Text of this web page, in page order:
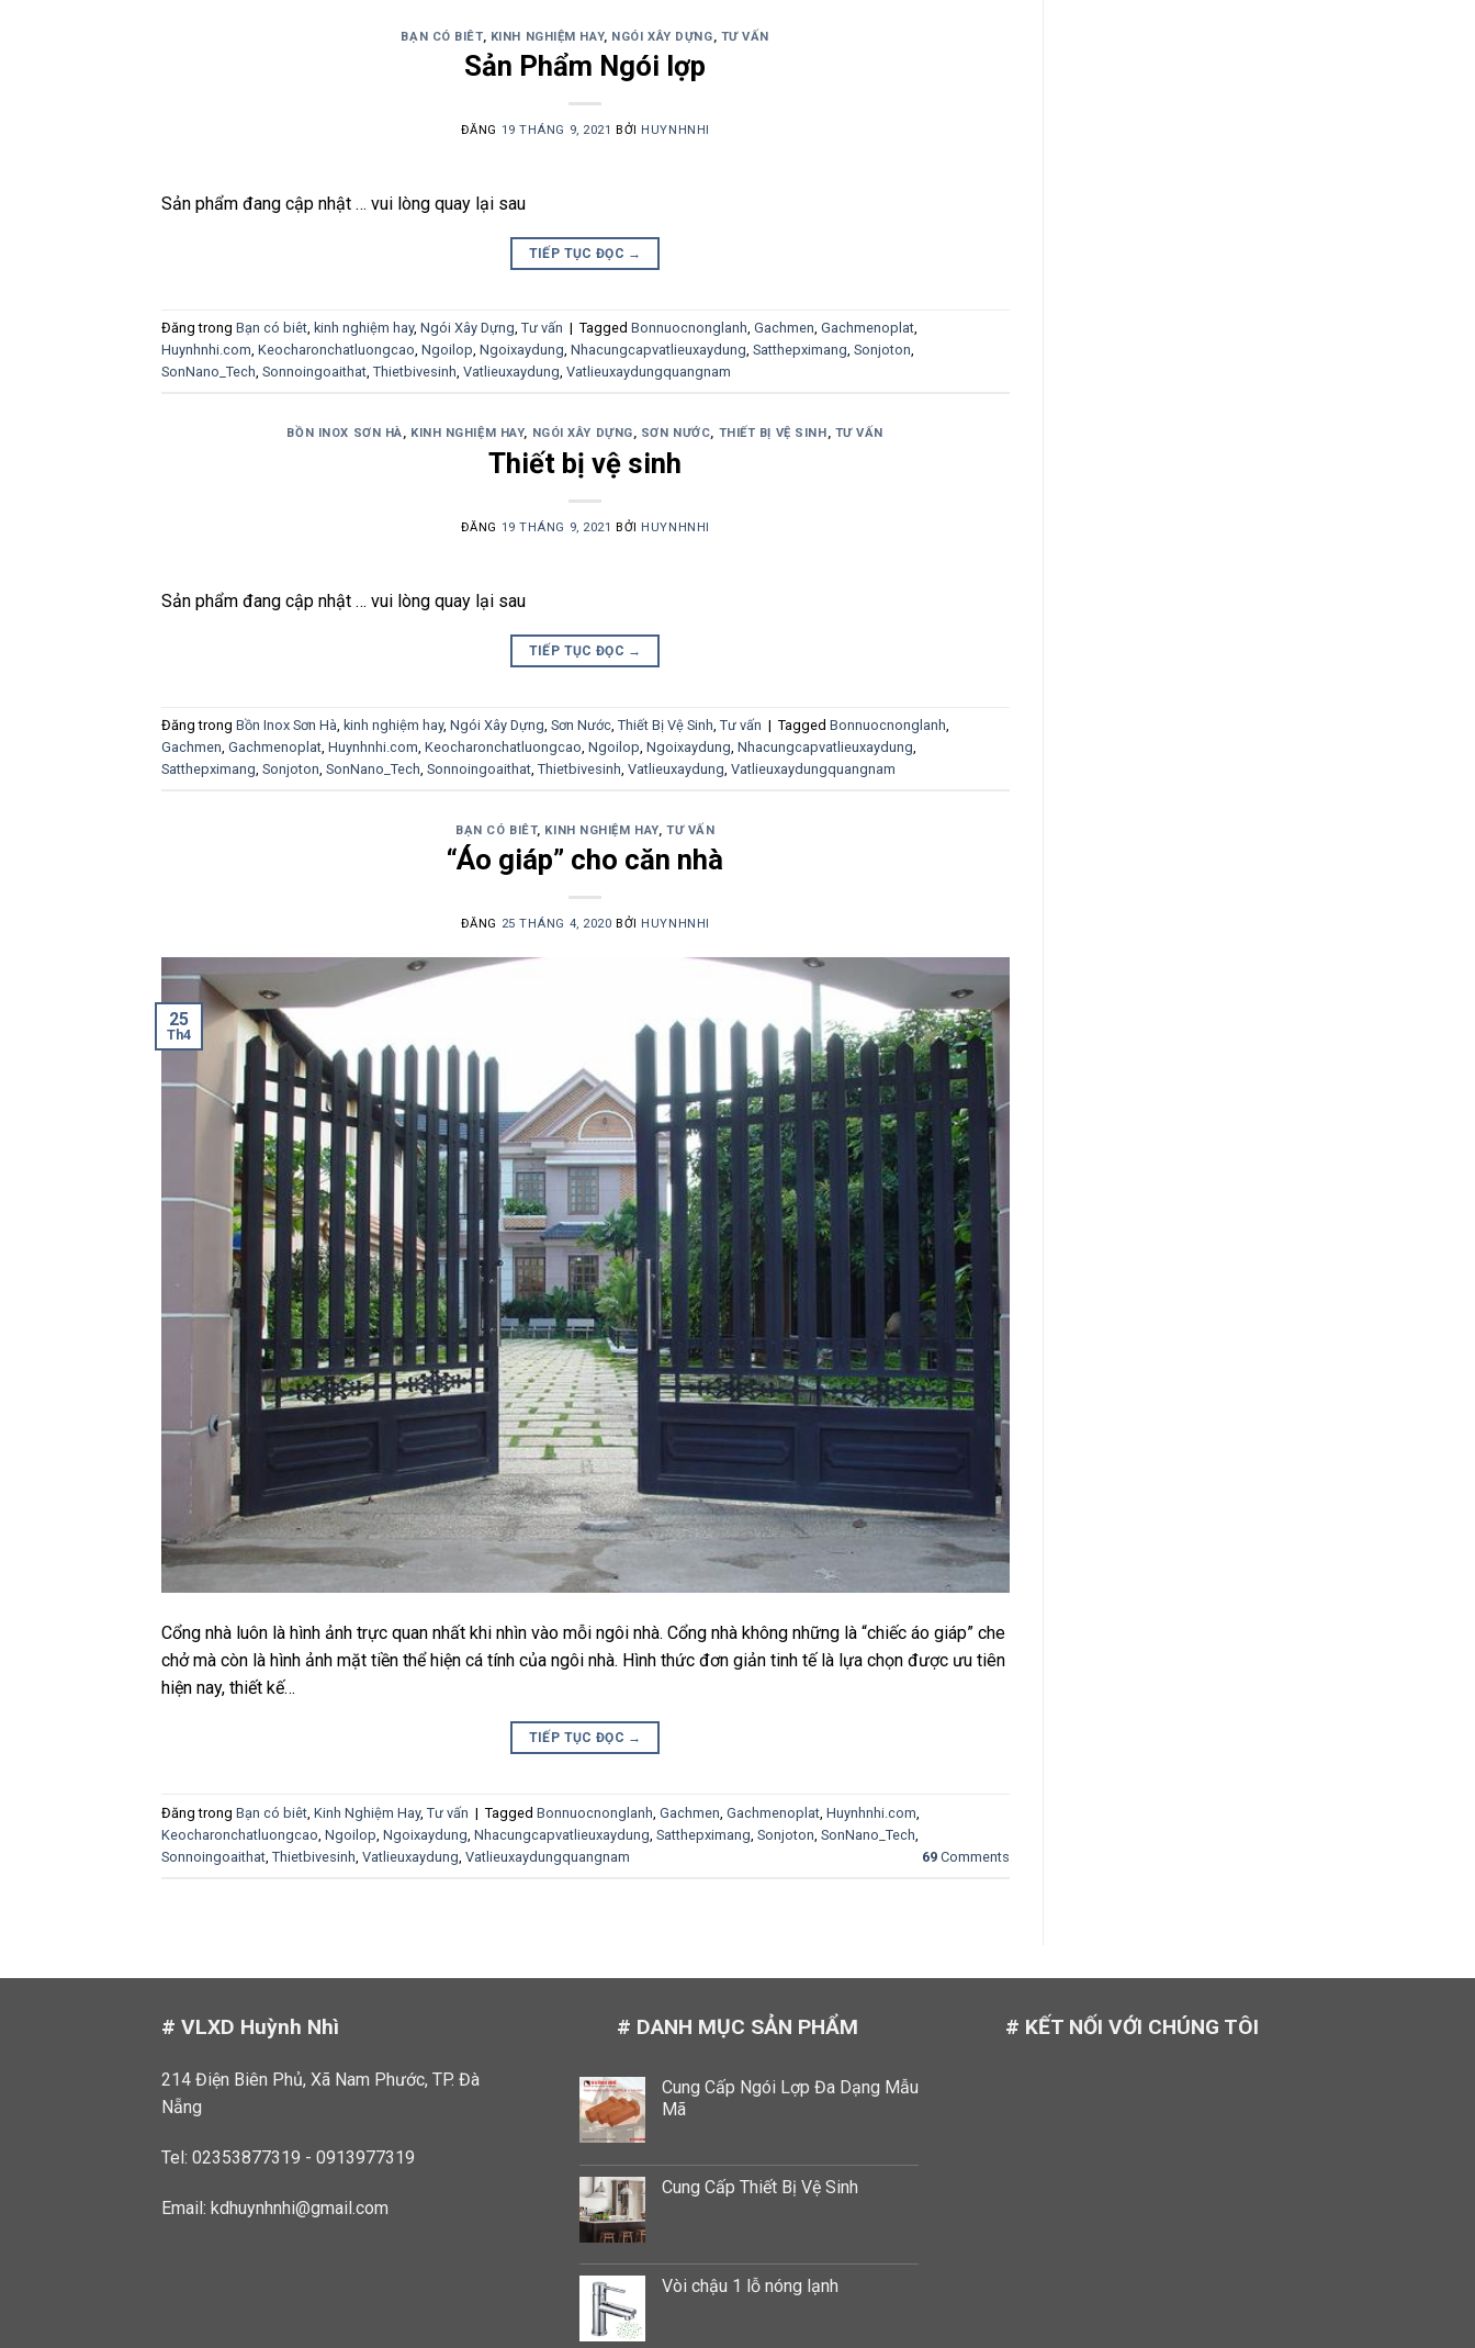
BẠN CÓ BIÊT, KINH NGHIỆM HAY, NGÓI XÂY DỰNG TƯ VẤN
Sản Phẩm Ngói lợp
ĐĂNG 19 THÁNG 9, 2021 BỞI HUYNHNHI
Sản phẩm đang cập nhật … vui lòng quay lại sau
TIẾP TỤC ĐỌC →
Đăng trong Bạn có biêt, kinh nghiệm hay, Ngói Xây Dựng, Tư vấn | Tagged Bonnuocnonglanh, Gachmen, Gachmenoplat,
Huynhnhi.com, Keocharonchatluongcao, Ngoilop, Ngoixaydung, Nhacungcapvatlieuxaydung, Satthepximang, Sonjoton,
SonNano_Tech, Sonnoingoaithat, Thietbivesinh, Vatlieuxaydung, Vatlieuxaydungquangnam
BỒN INOX SƠN HÀ, KINH NGHIỆM HAY, NGÓI XÂY DỰNG, SƠN NƯỚC, THIẾT BỊ VỆ SINH , TƯ VẤN
Thiết bị vệ sinh
ĐĂNG 19 THÁNG 9, 2021 BỞI HUYNHNHI
Sản phẩm đang cập nhật … vui lòng quay lại sau
TIẾP TỤC ĐỌC →
Đăng trong Bồn Inox Sơn Hà, kinh nghiệm hay, Ngói Xây Dựng, Sơn Nước, Thiết Bị Vệ Sinh, Tư vấn | Tagged Bonnuocnonglanh,
Gachmen, Gachmenoplat, Huynhnhi.com, Keocharonchatluongcao, Ngoilop, Ngoixaydung, Nhacungcapvatlieuxaydung,
Satthepximang, Sonjoton, SonNano_Tech, Sonnoingoaithat, Thietbivesinh, Vatlieuxaydung, Vatlieuxaydungquangnam
BẠN CÓ BIÊT, KINH NGHIỆM HAY, TƯ VẤN
“Áo giáp” cho căn nhà
ĐĂNG 25 THÁNG 4, 2020 BỞI HUYNHNHI
25
Th4
Cổng nhà luôn là hình ảnh trực quan nhất khi nhìn vào mỗi ngôi nhà. Cổng nhà không những là “chiếc áo giáp” che
chở mà còn là hình ảnh mặt tiền thể hiện cá tính của ngôi nhà. Hình thức đơn giản tinh tế là lựa chọn được ưu tiên
hiện nay, thiết kế…
TIẾP TỤC ĐỌC →
Đăng trong Bạn có biêt Kinh Nghiệm Hay, Tư vấn | Tagged Bonnuocnonglanh Gachmen Gachmenoplat Huynhnhi.com
Keocharonchatluongcao Ngoilop Ngoixaydung Nhacungcapvatlieuxaydung Satthepximang Sonjoton SonNano_Tech
Sonnoingoaithat Thietbivesinh Vatlieuxaydung Vatlieuxaydungquangnam 69Comments
# VLXD Huỳnh Nhì
214 Điện Biên Phủ, Xã Nam Phước, TP. Đà
Nẵng
Tel: 02353877319 - 0913977319
Email: kdhuynhnhi@gmail.com
# DANH MỤC SẢN PHẨM
Cung Cấp Ngói Lợp Đa Dạng Mẫu
Mã
Cung Cấp Thiết Bị Vệ Sinh
Vòi chậu 1 lỗ nóng lạnh
# KẾT NỐI VỚI CHÚNG TÔI